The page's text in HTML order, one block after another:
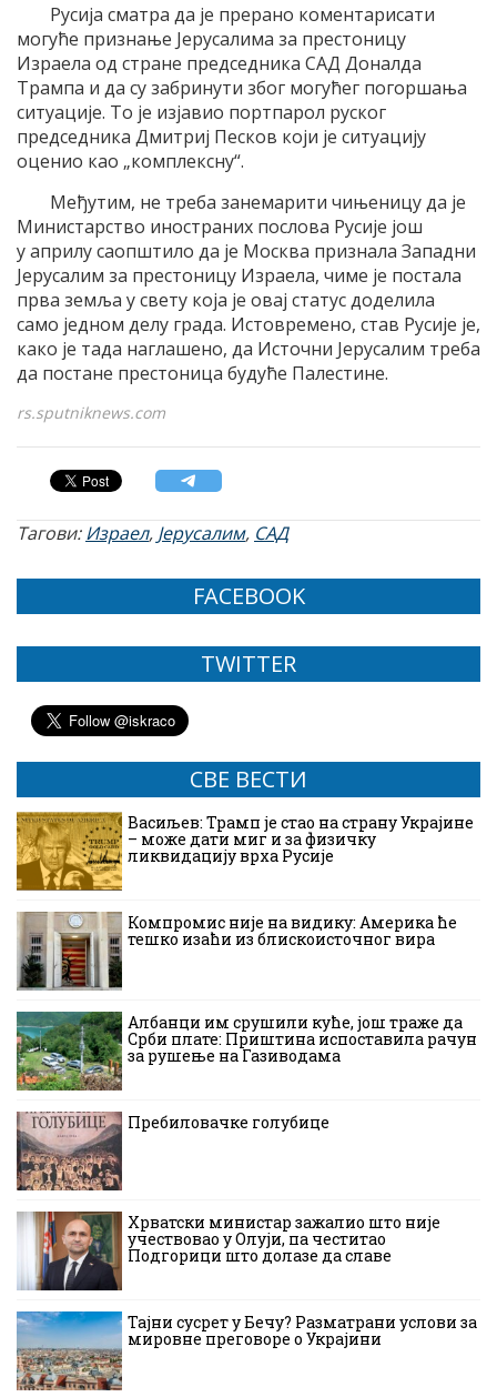
Русија сматра да је прерано коментарисати
могуће признање Јерусалима за престоницу
Израела од стране председника САД Доналда
Трампа и да су забринути због могућег погоршања
ситуације. То је изјавио портпарол руског
председника Дмитриј Песков који је ситуацију
оценио као „комплексну“.
Међутим, не треба занемарити чињеницу да је
Министарство иностраних послова Русије још
у априлу саопштило да је Москва признала Западни
Јерусалим за престоницу Израела, чиме је постала
прва земља у свету која је овај статус доделила
само једном делу града. Истовремено, став Русије је,
како је тада наглашено, да Источни Јерусалим треба
да постане престоница будуће Палестине.
rs.sputniknews.com
Тагови:Израел, Јерусалим, САД
FACEBOOK
TWITTER
СВЕ ВЕСТИ
Васиљев: Трамп је стао на страну Украјине
– може дати миг и за физичку
ликвидацију врха Русије
Компромис није на видику: Америка ће
тешко изаћи из блискоисточног вира
Албанци им срушили куће, још траже да
Срби плате: Приштина испоставила рачун
за рушење на Газиводама
Пребиловачке голубице
Хрватски министар зажалио што није
учествовао у Олуји, па честитао
Подгорици што долазе да славе
Тајни сусрет у Бечу? Разматрани услови за
мировне преговоре о Украјини